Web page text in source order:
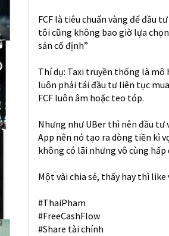
FCF là tiêu chuẩn vàng để đầu
tôi cũng không bao giờ lựa
sản cố định”
Thí dụ: Taxi truyền thống là mô
luôn phải tái đầu tư liên tục
FCF luôn âm hoặc teo tóp.
Nhưng như UBer thì nên đầu tư
App nên nó tạo ra dòng tiền kì
không có lãi nhưng vô cùng hấp
Một vài chia sẻ, thấy hay thì like
#ThaiPham
#FreeCashFlow
#Share tài chính